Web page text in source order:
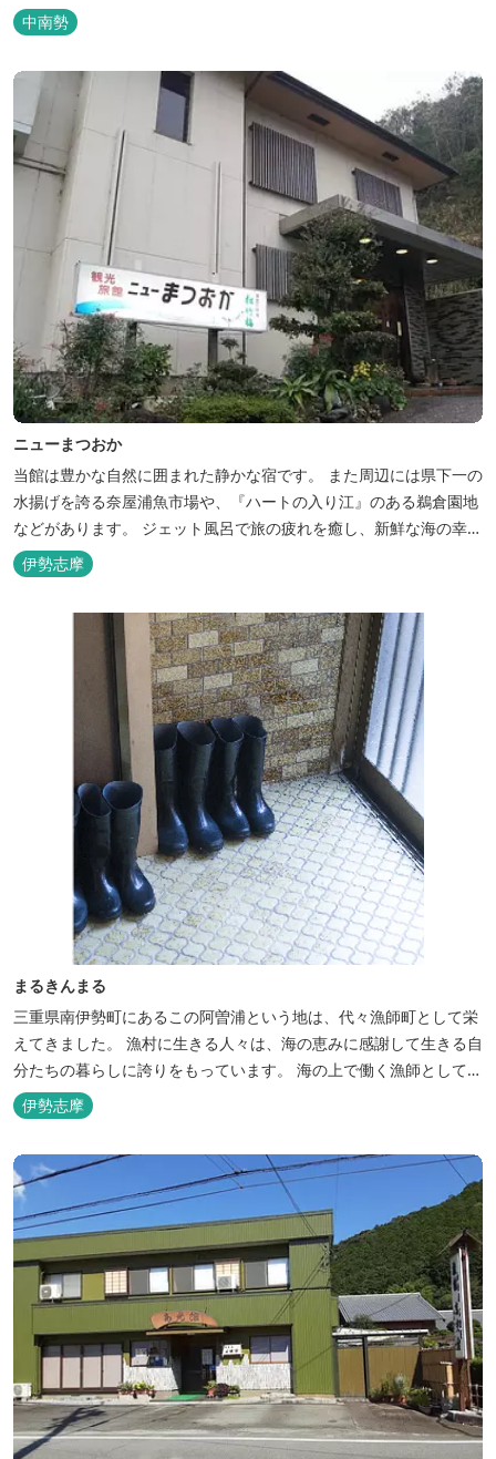
年）に開業した歴史ある旅館。JR三瀬谷駅から徒歩一分と好立地の
場所にあり、大変便利です。 部屋数は11室、大広間が2部屋。少人
品数...
中南勢
ニューまつおか
当館は豊かな自然に囲まれた静かな宿です。 また周辺には県下一の
水揚げを誇る奈屋浦魚市場や、『ハートの入り江』のある鵜倉園地
などがあります。 ジェット風呂で旅の疲れを癒し、新鮮な海の幸を
どうぞお楽しみください。 ゆったりと・・のんびりと・・くつろぎ
の時間がここにあります。
伊勢志摩
まるきんまる
三重県南伊勢町にあるこの阿曽浦という地は、代々漁師町として栄
えてきました。 漁村に生きる人々は、海の恵みに感謝して生きる自
分たちの暮らしに誇りをもっています。 海の上で働く漁師として、
自然とのかかわりを次世代につなぐ役割を果たすためにゲストハウ
スを始めました。 当ゲストハウスは一棟貸しです。 二階建ての一
軒家とウッドデッキ、 屋外リビングでゆったり過ごしていただけま
す。
伊勢志摩